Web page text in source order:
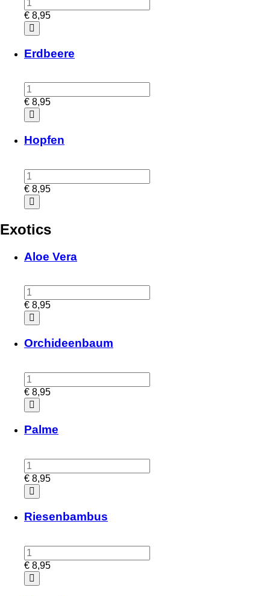
€ 8,95
Erdbeere
€ 8,95
Hopfen
€ 8,95
Exotics
Aloe Vera
€ 8,95
Orchideenbaum
€ 8,95
Palme
€ 8,95
Riesenbambus
€ 8,95